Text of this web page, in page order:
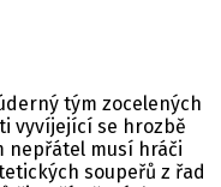
tým zocelených
vyvíjející se hrozbě
nepřátel musí hráči
soupeřů z řad